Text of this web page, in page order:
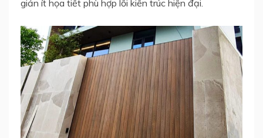
giản ít họa tiết phù hợp lối kiến trúc hiện đại.